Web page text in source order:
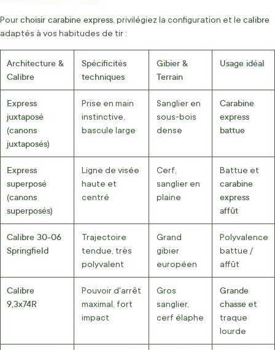
Pourchoisir carabine express , privilégiez la configuration et le calibre
adaptés à vos habitudes de tir :
Architecture &
Calibre
Spécificités
techniques
Gibier &
Terrain
Usage idéal
Express
juxtaposé
(canons
juxtaposés)
Prise en main
instinctive,
bascule large
Sanglier en
sous-bois
dense
Carabine
express
battue
Express
superposé
(canons
superposés)
Ligne de visée
haute et
centré
Cerf,
sanglier en
plaine
Battue et
carabine
express
affût
Calibre 30-06
Springfield
Trajectoire
tendue, très
polyvalent
Grand
gibier
européen
Polyvalence
battue /
affût
Calibre
9,3x74R
Pouvoir d'arrêt
maximal, fort
impact
Gros
sanglier,
cerf élaphe
Grande
chasse et
traque
lourde